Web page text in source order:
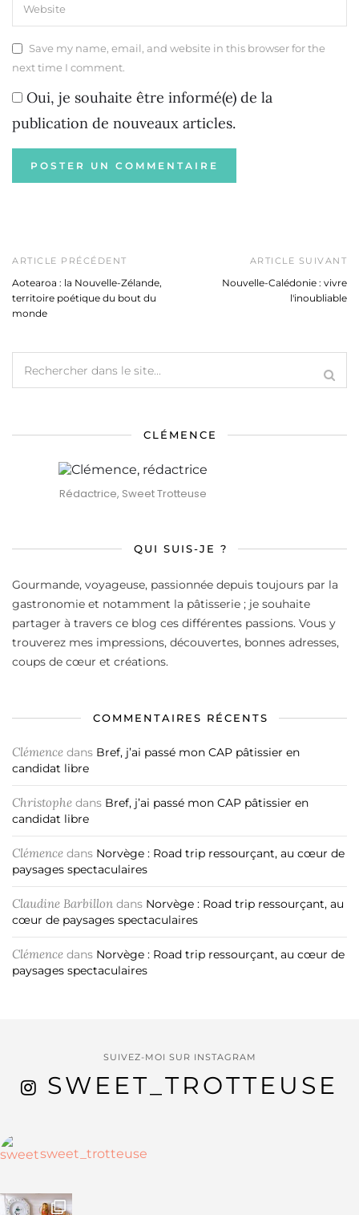
Save my name, email, and website in this browser for the
next time I comment.
Oui, je souhaite être informé(e) de la
publication de nouveaux articles.
ARTICLE PRÉCÉDENT
Aotearoa : la Nouvelle-Zélande,
territoire poétique du bout du
monde
ARTICLE SUIVANT
Nouvelle-Calédonie : vivre
l'inoubliable
CLÉMENCE
Rédactrice, Sweet Trotteuse
QUI SUIS-JE ?
Gourmande, voyageuse, passionnée depuis toujours par la
gastronomie et notamment la pâtisserie ; je souhaite
partager à travers ce blog ces différentes passions. Vous y
trouverez mes impressions, découvertes, bonnes adresses,
coups de cœur et créations.
COMMENTAIRES RÉCENTS
Clémence dans Bref, j’ai passé mon CAP pâtissier en
candidat libre
Christophe dans Bref, j’ai passé mon CAP pâtissier en
candidat libre
Clémence dans Norvège : Road trip ressourçant, au cœur de
paysages spectaculaires
Claudine Barbillon dans Norvège : Road trip ressourçant, au
cœur de paysages spectaculaires
Clémence dans Norvège : Road trip ressourçant, au cœur de
paysages spectaculaires
SUIVEZ-MOI SUR INSTAGRAM
SWEET_TROTTEUSE
sweet_trotteuse